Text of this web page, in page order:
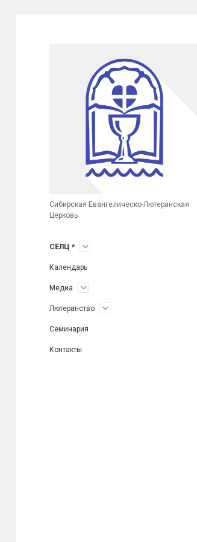
Сибирская
Евангелическо-
Лютеранская
Церковь
(неофициальный
сайт)
Сибирская Евангелическо-Лютеранская
Церковь
СЕЛЦ *
открыть
меню
Календарь
Медиа
открыть
меню
Лютеранство
открыть
меню
Семинария
Контакты